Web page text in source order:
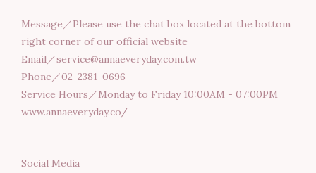
Message／Please use the chat box located at the bottom
right corner of our official website
Email／service@annaeveryday.com.tw
Phone／02-2381-0696
Service Hours／Monday to Friday 10:00AM - 07:00PM
www.annaeveryday.co/
Social Media